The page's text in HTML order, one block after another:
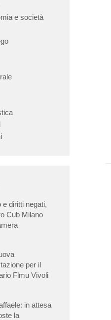
e società
e diritti negati,
Cub Milano
per il
Flmu Vivoli
in attesa
la